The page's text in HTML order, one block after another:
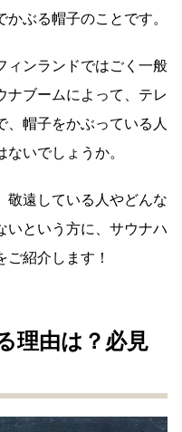
かぶる帽子のことです。
ィンランドではごく一般
ナブームによって、テレ
、帽子をかぶっている人
いでしょうか。
敬遠している人やどんな
いという方に、サウナハ
紹介します！
理由は？必見